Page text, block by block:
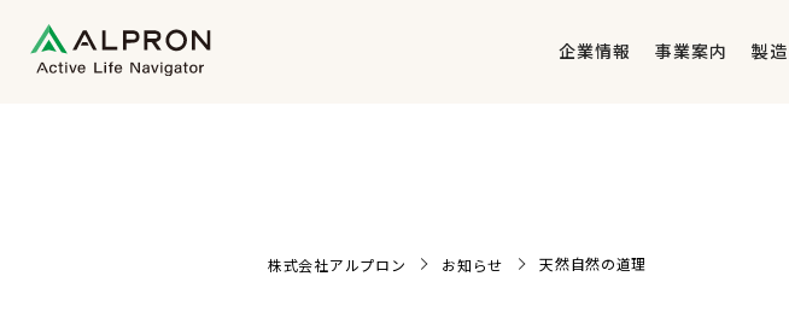
企業情報 事業案内 製
株式会社アルプロン お知らせ 天然自然の道理